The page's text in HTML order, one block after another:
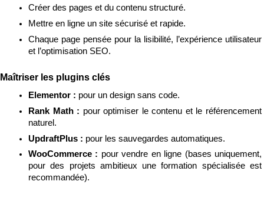
Créer des pages et du contenu structuré.
Mettre en ligne un site sécurisé et rapide.
Chaque page pensée pour la lisibilité, l’expérience utilisateur
et l’optimisation SEO.
Maîtriser les plugins clés
Elementor : pour un design sans code.
Rank Math : pour optimiser le contenu et le référencement
naturel.
UpdraftPlus : pour les sauvegardes automatiques.
WooCommerce : pour vendre en ligne (bases uniquement,
pour des projets ambitieux une formation spécialisée est
recommandée).